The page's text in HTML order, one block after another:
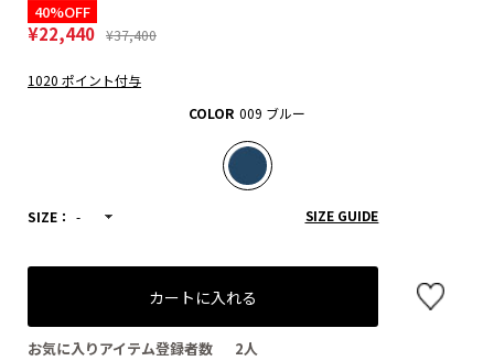
40%OFF
¥22,440 ¥37,400
1020 ポイント付与
COLOR 009 ブルー
SIZE： - SIZE GUIDE
カートに入れる
お気に入りアイテム登録者数 2人